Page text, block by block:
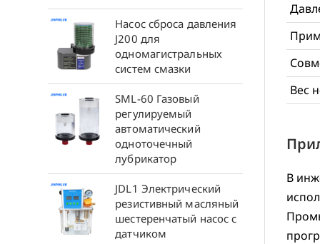
Вес
В
Насос сброса давления
J200 для
одномагистральных
систем смазки
SML-60 Газовый
регулируемый
автоматический
одноточечный
лубрикатор
JDL1 Электрический
резистивный масляный
шестеренчатый насос с
датчиком